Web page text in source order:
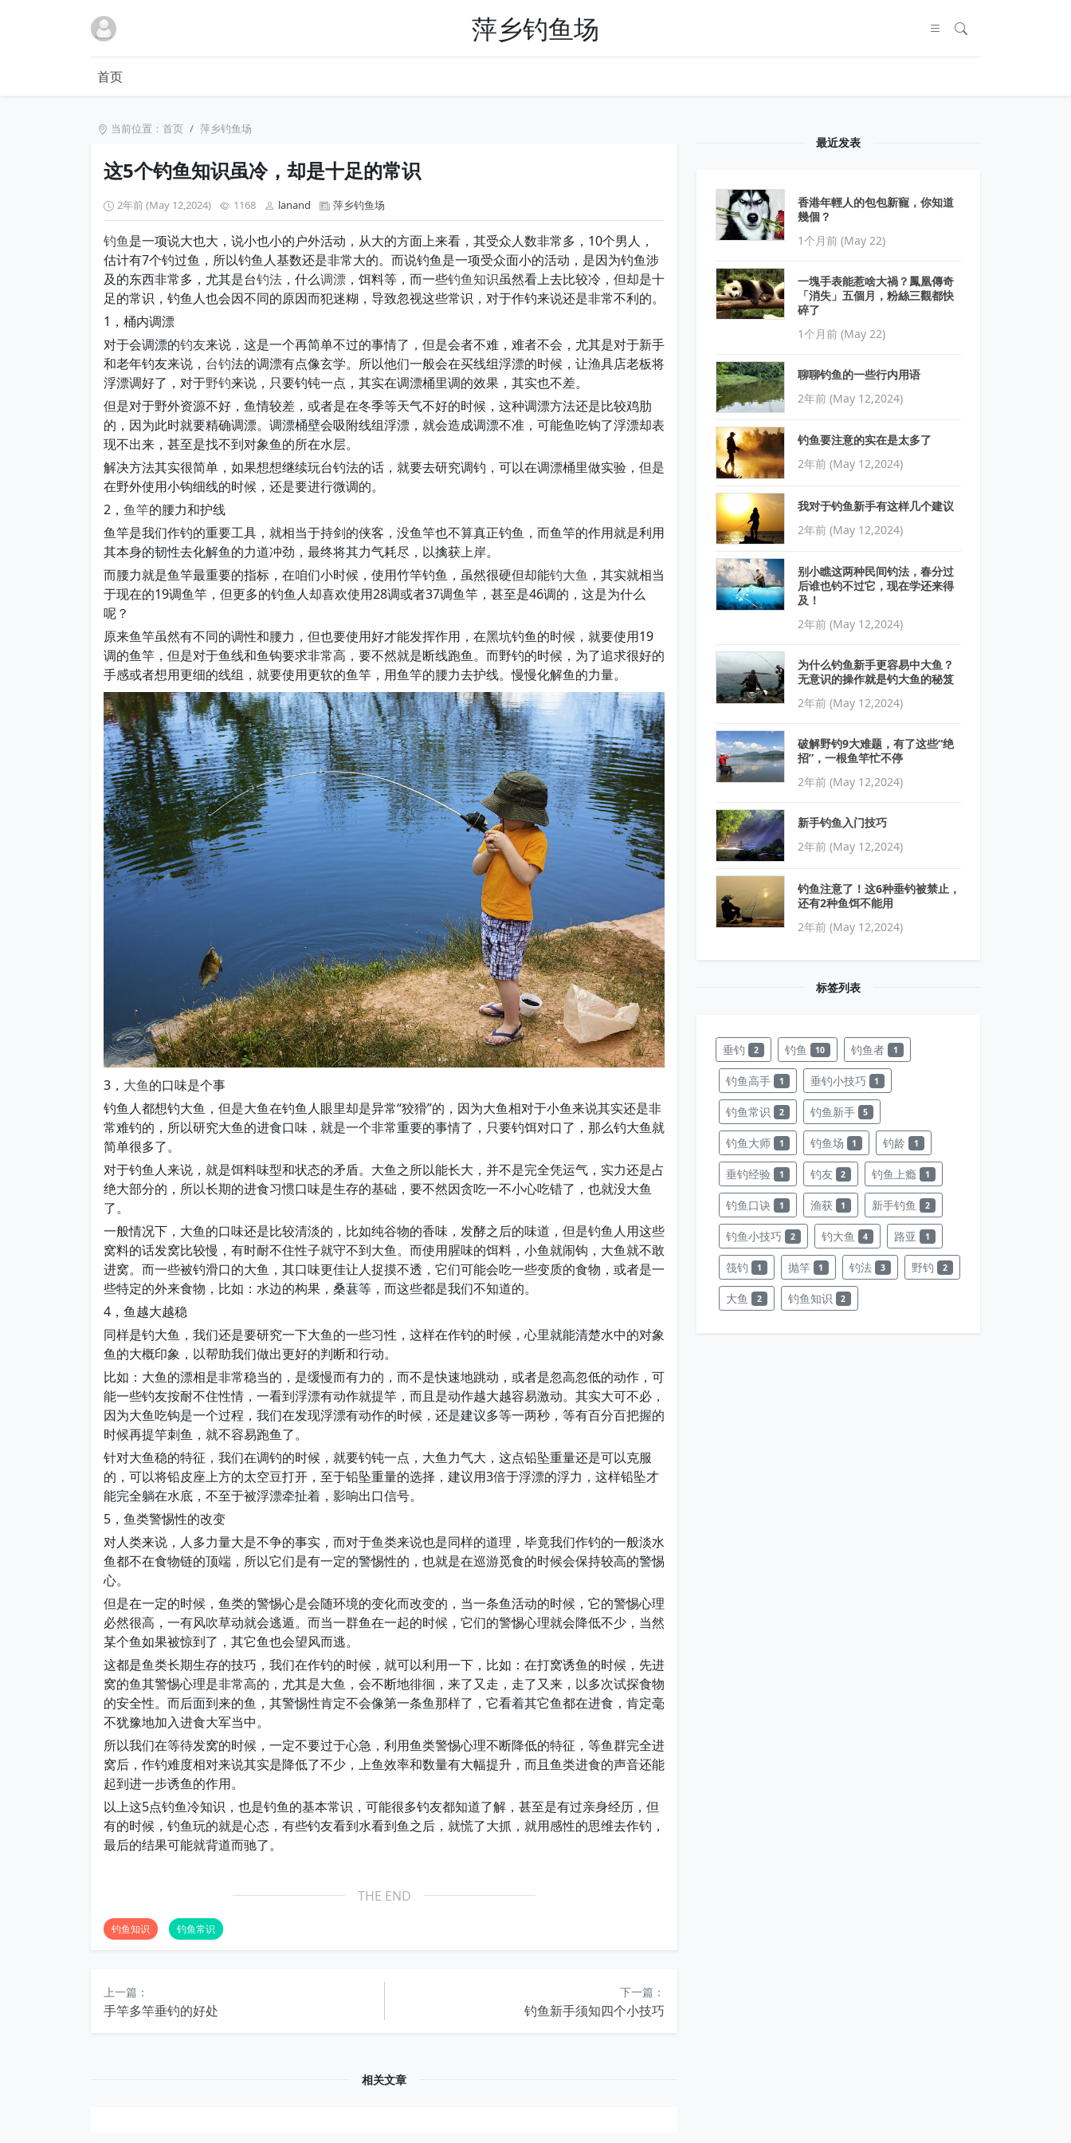
萍乡钓鱼场
首页
当前位置： 首页 萍乡钓鱼场
这5个钓鱼知识虽冷，却是十足的常识
2年前 (May 12,2024) 1168 lanand 萍乡钓鱼场
钓鱼是一项说大也大，说小也小的户外活动，从大的方面上来看，其受众人数非常多，10个男人，
估计有7个钓过鱼，所以钓鱼人基数还是非常大的。而说钓鱼是一项受众面小的活动，是因为钓鱼涉
及的东西非常多，尤其是台钓法 ，什么调漂 ，饵料等，而一些钓鱼知识虽然看上去比较冷，但却是十
足的常识，钓鱼人也会因不同的原因而犯迷糊，导致忽视这些常识，对于作钓来说还是非常不利的。
1，桶内调漂
对于会调漂的钓友来说，这是一个再简单不过的事情了，但是会者不难，难者不会，尤其是对于新手
和老年钓友来说， 台钓法的调漂有点像玄学。所以他们一般会在买线组浮漂的时候，让渔具店老板将
浮漂调好了，对于野钓来说，只要钓钝一点，其实在调漂桶里调的效果，其实也不差。
但是对于野外资源不好，鱼情较差，或者是在冬季等天气不好的时候，这种调漂方法还是比较鸡肋
的，因为此时就要精确调漂。调漂桶壁会吸附线组浮漂，就会造成调漂不准，可能鱼吃钩了浮漂却表
现不出来，甚至是找不到对象鱼的所在水层。
解决方法其实很简单，如果想想继续玩台钓法的话，就要去研究调钓，可以在调漂桶里做实验，但是
在野外使用小钩细线的时候，还是要进行微调的。
2， 鱼竿的腰力和护线
鱼竿是我们作钓的重要工具，就相当于持剑的侠客，没鱼竿也不算真正钓鱼，而鱼竿的作用就是利用
其本身的韧性去化解鱼的力道冲劲，最终将其力气耗尽，以擒获上岸。
而腰力就是鱼竿最重要的指标，在咱们小时候，使用竹竿钓鱼，虽然很硬但却能钓大鱼 ，其实就相当
于现在的19调鱼竿，但更多的钓鱼人却喜欢使用28调或者37调鱼竿，甚至是46调的，这是为什么
呢？
原来鱼竿虽然有不同的调性和腰力，但也要使用好才能发挥作用，在黑坑钓鱼的时候，就要使用19
调的鱼竿，但是对于鱼线和鱼钩要求非常高，要不然就是断线跑鱼。而野钓的时候，为了追求很好的
手感或者想用更细的线组，就要使用更软的鱼竿，用鱼竿的腰力去护线。慢慢化解鱼的力量。
3， 大鱼的口味是个事
钓鱼人都想钓大鱼，但是大鱼在钓鱼人眼里却是异常“狡猾”的，因为大鱼相对于小鱼来说其实还是非
常难钓的，所以研究大鱼的进食口味，就是一个非常重要的事情了，只要钓饵对口了，那么钓大鱼就
简单很多了。
对于钓鱼人来说，就是饵料味型和状态的矛盾。大鱼之所以能长大，并不是完全凭运气，实力还是占
绝大部分的，所以长期的进食习惯口味是生存的基础，要不然因贪吃一不小心吃错了，也就没大鱼
了。
一般情况下，大鱼的口味还是比较清淡的，比如纯谷物的香味，发酵之后的味道，但是钓鱼人用这些
窝料的话发窝比较慢，有时耐不住性子就守不到大鱼。而使用腥味的饵料，小鱼就闹钩，大鱼就不敢
进窝。而一些被钓滑口的大鱼，其口味更佳让人捉摸不透，它们可能会吃一些变质的食物，或者是一
些特定的外来食物，比如：水边的构果，桑葚等，而这些都是我们不知道的。
4，鱼越大越稳
同样是钓大鱼，我们还是要研究一下大鱼的一些习性，这样在作钓的时候，心里就能清楚水中的对象
鱼的大概印象，以帮助我们做出更好的判断和行动。
比如：大鱼的漂相是非常稳当的，是缓慢而有力的，而不是快速地跳动，或者是忽高忽低的动作，可
能一些钓友按耐不住性情，一看到浮漂有动作就提竿，而且是动作越大越容易激动。其实大可不必，
因为大鱼吃钩是一个过程，我们在发现浮漂有动作的时候，还是建议多等一两秒，等有百分百把握的
时候再提竿刺鱼，就不容易跑鱼了。
针对大鱼稳的特征，我们在调钓的时候，就要钓钝一点，大鱼力气大，这点铅坠重量还是可以克服
的，可以将铅皮座上方的太空豆打开，至于铅坠重量的选择，建议用3倍于浮漂的浮力，这样铅坠才
能完全躺在水底，不至于被浮漂牵扯着，影响出口信号。
5，鱼类警惕性的改变
对人类来说，人多力量大是不争的事实，而对于鱼类来说也是同样的道理，毕竟我们作钓的一般淡水
鱼都不在食物链的顶端，所以它们是有一定的警惕性的，也就是在巡游觅食的时候会保持较高的警惕
心。
但是在一定的时候，鱼类的警惕心是会随环境的变化而改变的，当一条鱼活动的时候，它的警惕心理
必然很高，一有风吹草动就会逃遁。而当一群鱼在一起的时候，它们的警惕心理就会降低不少，当然
某个鱼如果被惊到了，其它鱼也会望风而逃。
这都是鱼类长期生存的技巧，我们在作钓的时候，就可以利用一下，比如：在打窝诱鱼的时候，先进
窝的鱼其警惕心理是非常高的，尤其是大鱼，会不断地徘徊，来了又走，走了又来，以多次试探食物
的安全性。而后面到来的鱼，其警惕性肯定不会像第一条鱼那样了，它看着其它鱼都在进食，肯定毫
不犹豫地加入进食大军当中。
所以我们在等待发窝的时候，一定不要过于心急，利用鱼类警惕心理不断降低的特征，等鱼群完全进
窝后，作钓难度相对来说其实是降低了不少，上鱼效率和数量有大幅提升，而且鱼类进食的声音还能
起到进一步诱鱼的作用。
以上这5点钓鱼冷知识，也是钓鱼的基本常识，可能很多钓友都知道了解，甚至是有过亲身经历，但
有的时候，钓鱼玩的就是心态，有些钓友看到水看到鱼之后，就慌了大抓，就用感性的思维去作钓，
最后的结果可能就背道而驰了。
THE END
钓鱼知识 钓鱼常识
上一篇：
手竿多竿垂钓的好处
下一篇：
钓鱼新手须知四个小技巧
相关文章
最近发表
香港年輕人的包包新寵，你知道
幾個？
1个月前 (May 22)
一塊手表能惹啥大禍？鳳凰傳奇
「消失」五個月，粉絲三觀都快
碎了
1个月前 (May 22)
聊聊钓鱼的一些行内用语
2年前 (May 12,2024)
钓鱼要注意的实在是太多了
2年前 (May 12,2024)
我对于钓鱼新手有这样几个建议
2年前 (May 12,2024)
别小瞧这两种民间钓法，春分过
后谁也钓不过它，现在学还来得
及！
2年前 (May 12,2024)
为什么钓鱼新手更容易中大鱼？
无意识的操作就是钓大鱼的秘笈
2年前 (May 12,2024)
破解野钓9大难题，有了这些“绝
招”，一根鱼竿忙不停
2年前 (May 12,2024)
新手钓鱼入门技巧
2年前 (May 12,2024)
钓鱼注意了！这6种垂钓被禁止，
还有2种鱼饵不能用
2年前 (May 12,2024)
标签列表
垂钓 2 钓鱼 10 钓鱼者 1
钓鱼高手 1 垂钓小技巧 1
钓鱼常识 2 钓鱼新手 5
钓鱼大师 1 钓鱼场 1 钓龄 1
垂钓经验 1 钓友 2 钓鱼上瘾 1
钓鱼口诀 1 渔获 1 新手钓鱼 2
钓鱼小技巧 2 钓大鱼 4 路亚 1
筏钓 1 抛竿 1 钓法 3 野钓 2
大鱼 2 钓鱼知识 2